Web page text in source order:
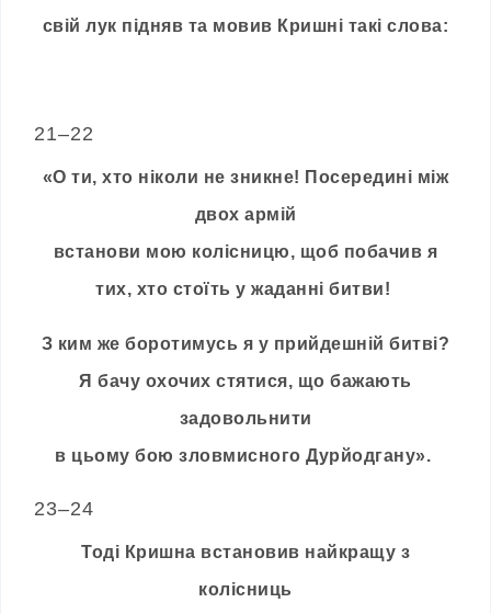
свій лук підняв та мовив Кришні такі слова:
21–22
«О ти, хто ніколи не зникне! Посередині між
двох армій
встанови мою колісницю, щоб побачив я
тих, хто стоїть у жаданні битви!
З ким же боротимусь я у прийдешній битві?
Я бачу охочих стятися, що бажають
задовольнити
в цьому бою зловмисного Дурйодгану».
23–24
Тоді Кришна встановив найкращу з
колісниць